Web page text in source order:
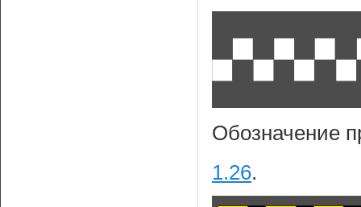
Обозначение
1.26.